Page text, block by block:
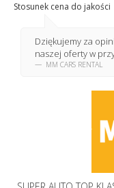
Stosunek cena do jakości
Dziękujemy za
naszej oferty w
MM CARS RENTAL